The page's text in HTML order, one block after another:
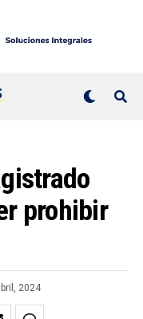
prohibir
2024